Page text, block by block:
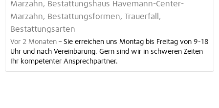
Marzahn, Bestattungshaus Havemann-Center-
Marzahn, Bestattungsformen, Trauerfall,
Bestattungsarten
Vor 2 Monaten – Sie erreichen uns Montag bis Freitag von 9-18
Uhr und nach Vereinbarung. Gern sind wir in schweren Zeiten
Ihr kompetenter Ansprechpartner.